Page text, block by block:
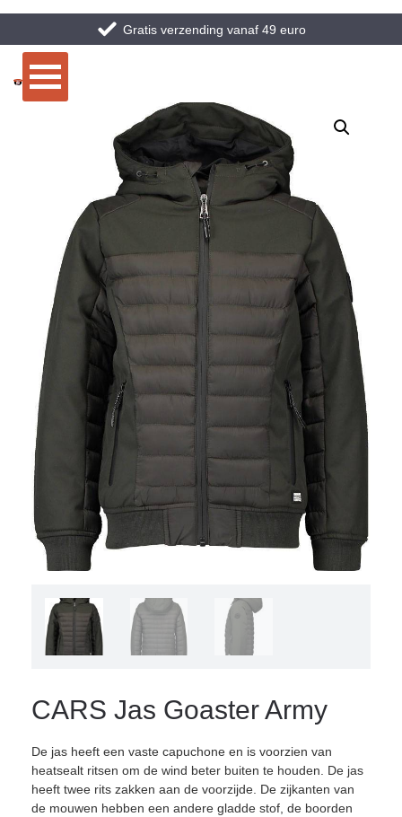
Gratis verzending vanaf 49 euro
CARS Jas Goaster Army
De jas heeft een vaste capuchone en is voorzien van
heatsealt ritsen om de wind beter buiten te houden. De jas
heeft twee rits zakken aan de voorzijde. De zijkanten van
de mouwen hebben een andere gladde stof, de boorden